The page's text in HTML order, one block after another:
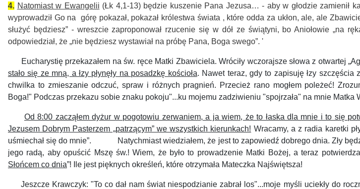
4. Natomiast w Ewangelii (Łk 4,1-13) będzie kuszenie Pana Jezusa… - aby w głodzie zamienił
wyprowadził Go na górę pokazał, pokazał królestwa świata , które odda za ukłon, ale, ale
służyć będziesz” - wreszcie zaproponował rzucenie się w dół ze świątyni, bo Aniołowie „na
odpowiedział, że „nie będziesz wystawiał na próbę Pana, Boga swego”. '
Eucharystię przekazałem na św. ręce Matki Zbawiciela. Wróciły wczorajsze słowa z otwartej
stało się ze mną, a łzy płynęły na posadzkę kościoła. Nawet teraz, gdy to zapisuję łzy szczęścia
chwilka to zmieszanie odczuć, spraw i różnych pragnień. Przecież rano mogłem poleżeć!
Boga!" Podczas przekazu sobie znaku pokoju"...ku mojemu zadziwieniu "spojrzała" na mnie Matka
Od 8:00 zacząłem dyżur w pogotowiu zerwaniem, a ja wiem, że to łaska dla mnie i to się
Jezusem Dobrym Pasterzem „patrzącym” we wszystkich kierunkach! Wracamy, a z radia karetki
uśmiechał się do mnie”. Natychmiast wiedziałem, że jest to zapowiedź dobrego dnia. Zły
jego radą, aby opuścić Mszę św.! Wiem, że było to prowadzenie Matki Bożej, a teraz
Słońcem co dnia”! Ile jest pięknych określeń, które otrzymała Mateczka Najświętsza!
Jeszcze Krawczyk: "To co dał nam świat niespodzianie zabrał los"...moje myśli uciekły do